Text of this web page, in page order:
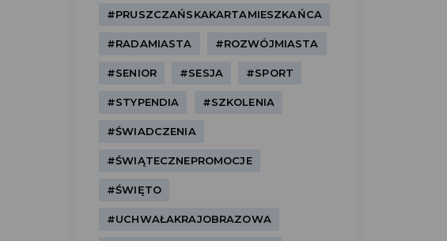
#PRUSZCZAŃSKAKARTAMIESZKAŃCA
#RADAMIASTA #ROZWÓJMIASTA
#SENIOR #SESJA #SPORT
#STYPENDIA #SZKOLENIA
#ŚWIADCZENIA
#ŚWIĄTECZNEPROMOCJE
#ŚWIĘTO
#UCHWAŁAKRAJOBRAZOWA